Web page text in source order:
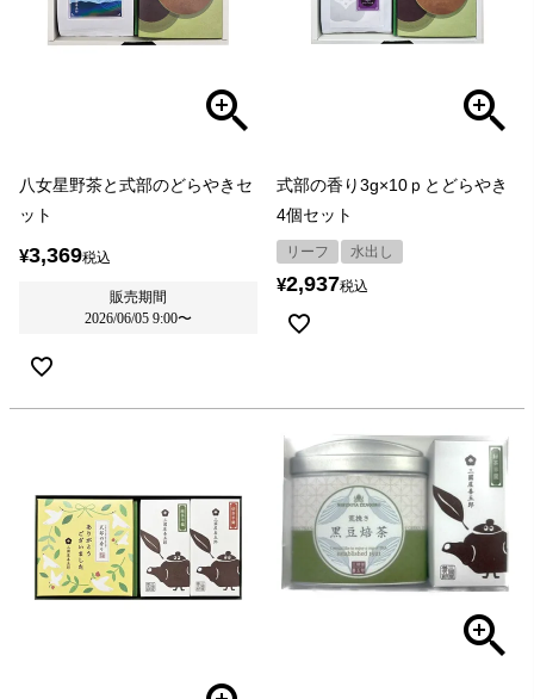
八女星野茶と式部のどらやきセ
ット
¥3,369税込
販売期間
2026/06/05 9:00〜
式部の香り3g×10ｐとどらやき
4個セット
リーフ 水出し
¥2,937税込